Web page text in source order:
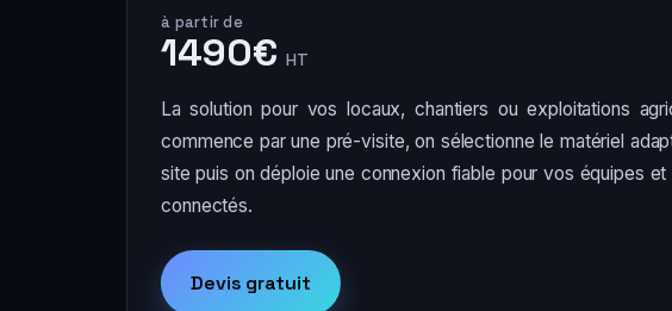
à partir de
1490€HT
La solution pour vos locaux, chantiers ou exploitations
commence par une pré-visite, on sélectionne le matériel
site puis on déploie une connexion fiable pour vos équipes et
connectés.
Devis gratuit